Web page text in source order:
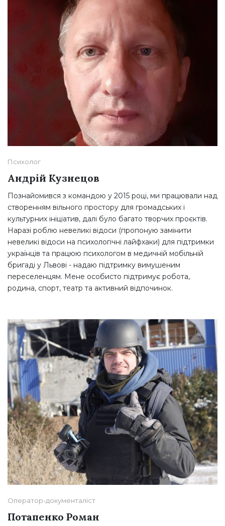
Психолог
Андрій Кузнецов
Познайомився з командою у 2015 році, ми працювали над
створенням вільного простору для громадських і
культурних ініціатив, далі було багато творчих проєктів.
Наразі роблю невеликі відоси (пропоную замінити
невеликі відоси на психологічні лайфхаки) для підтримки
українців та працюю психологом в медичній мобільній
бригаді у Львові - надаю підтримку вимушеним
переселенцям. Мене особисто підтримує робота,
родина, спорт, театр та активний відпочинок.
Оператор-документаліст
Потапенко Роман